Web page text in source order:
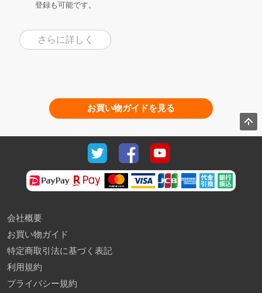
登録も可能です。
さらに詳しく
お買い物ガイドを見る
会社概要
お買い物ガイド
特定商取引法に基づく表記
利用規約
プライバシー規約